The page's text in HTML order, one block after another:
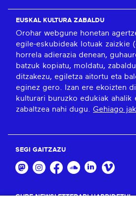
EUSKAL KULTURA ZABALDU
Orohar webgune honetan
egile-eskubideak lotuak zaizkie
horrela adierazia denean,
batzuk kopiatu, moldatu,
ditzakezu, egiletza aitortu eta
eginez gero. Izan ere ekoizten
kulturari buruzko edukiak ahalik
zabaltzea nahi dugu. Gehiago
SEGI GAITZAZU
GURE NEWSLETTERARI HARPIDETU!